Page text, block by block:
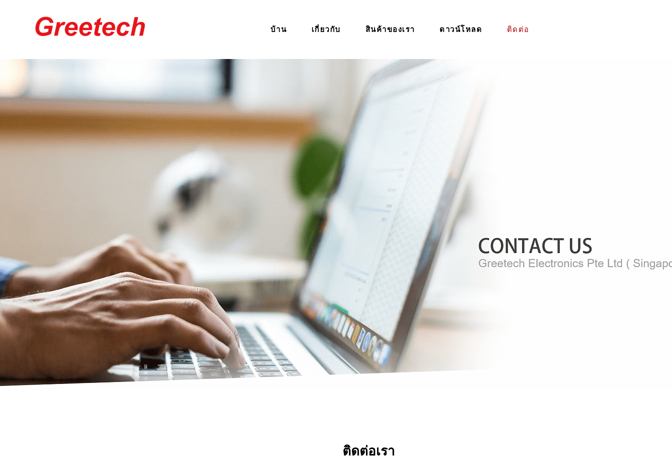
บ้าน เกี่ยวกับ สินค้าของเรา ดาวน์โหลด ติดต่อ
ติดต่อเรา